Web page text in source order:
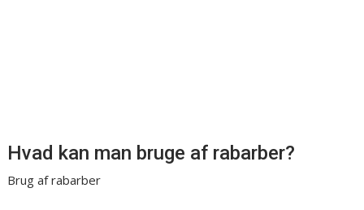
Hvad kan man bruge af rabarber?
Brug af rabarber